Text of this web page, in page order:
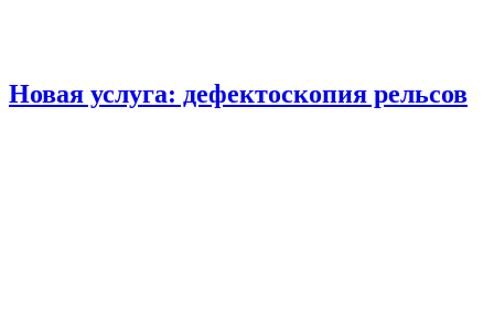
Новая услуга: дефектоскопия рельсов